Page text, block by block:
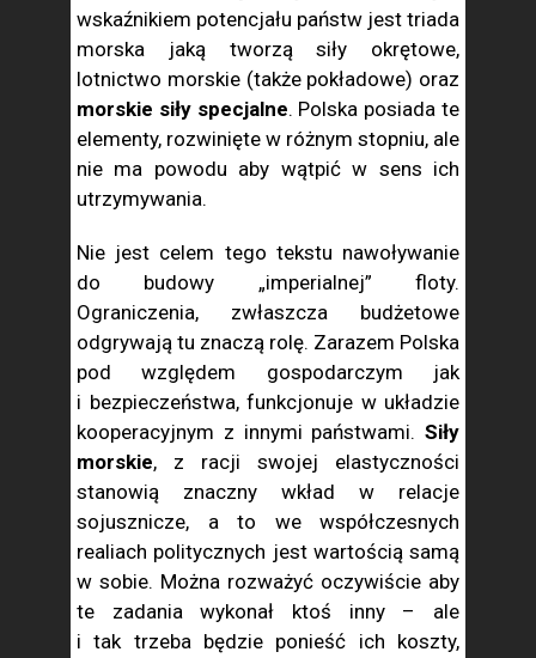
wskaźnikiem potencjału państw jest triada
morska jaką tworzą siły okrętowe,
lotnictwo morskie (także pokładowe) oraz
morskie siły specjalne. Polska posiada te
elementy, rozwinięte w różnym stopniu, ale
nie ma powodu aby wątpić w sens ich
utrzymywania.
Nie jest celem tego tekstu nawoływanie
do budowy „imperialnej” floty.
Ograniczenia, zwłaszcza budżetowe
odgrywają tu znaczą rolę. Zarazem Polska
pod względem gospodarczym jak
i bezpieczeństwa, funkcjonuje w układzie
kooperacyjnym z innymi państwami. Siły
morskie, z racji swojej elastyczności
stanowią znaczny wkład w relacje
sojusznicze, a to we współczesnych
realiach politycznych jest wartością samą
w sobie. Można rozważyć oczywiście aby
te zadania wykonał ktoś inny – ale
i tak trzeba będzie ponieść ich koszty,